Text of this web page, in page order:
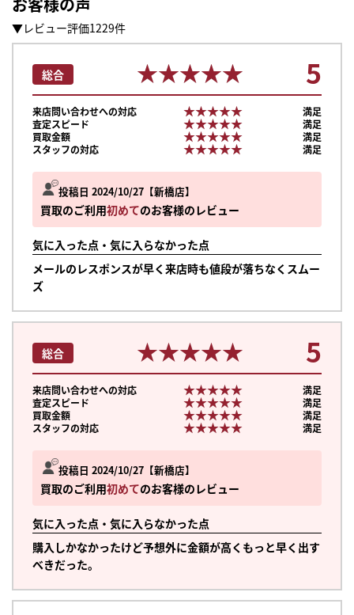
▼レビュー評価1229件
投稿日 2024/10/27 新橋店
買取のご利用初めてのお客様のレビュー
気に入った点・気に入らなかった点
メールのレスポンスが早く来店時も値段が落ちなくスムー
ズ
総合 ★★★★★
★★★★★ 5
来店問い合わせへの対応 ★★★★★
★★★★★
満足
査定スピード
★★★★★
★★★★★
満足
買取金額
★★★★★
★★★★★
満足
スタッフの対応
★★★★★
★★★★★ 満足
投稿日 2024/10/27 新橋店
買取のご利用初めてのお客様のレビュー
気に入った点・気に入らなかった点
購入しかなかったけど予想外に金額が高くもっと早く出す
べきだった。
総合 ★★★★★
★★★★★ 5
来店問い合わせへの対応 ★★★★★
★★★★★
満足
査定スピード
★★★★★
★★★★★
満足
買取金額
★★★★★
★★★★★
満足
スタッフの対応
★★★★★
★★★★★ 満足